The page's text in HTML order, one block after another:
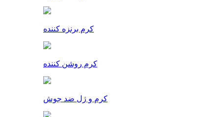
کرم برنزه کننده
کرم روشن کننده
کرم و ژل ضد جوش